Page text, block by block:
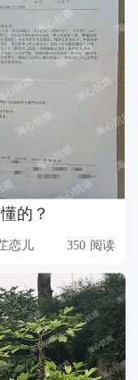
的？
恋儿 350 阅读